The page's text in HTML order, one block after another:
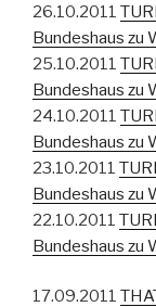
26.10.2011
Bundeshaus zu
25.10.2011
Bundeshaus zu
24.10.2011
Bundeshaus zu
23.10.2011
Bundeshaus zu
22.10.2011
Bundeshaus zu
17.09.2011